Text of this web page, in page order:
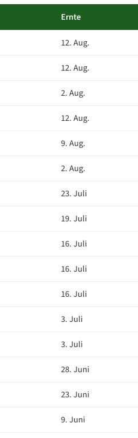
Ernte
12. Aug.
12. Aug.
2. Aug.
12. Aug.
9. Aug.
2. Aug.
23. Juli
19. Juli
16. Juli
16. Juli
16. Juli
3. Juli
3. Juli
28. Juni
23. Juni
9. Juni